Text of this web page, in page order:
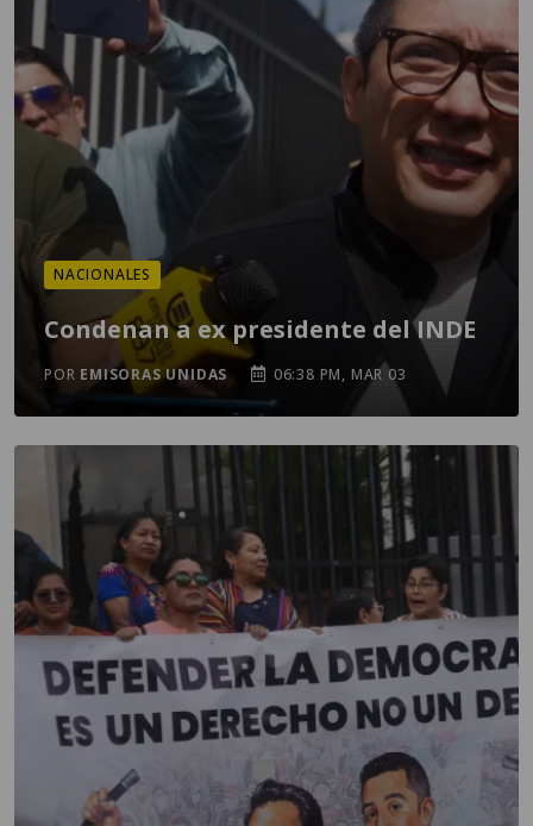
NACIONALES
Condenan a ex presidente del INDE
POR EMISORAS UNIDAS 06:38 PM, MAR 03